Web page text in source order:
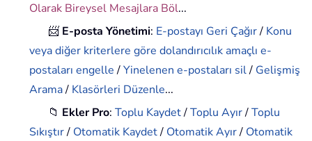
Olarak Bireysel Mesajlara Böl...
📨 E-posta Yönetimi: E-postayı Geri Çağır/ Konu
veya diğer kriterlere göre dolandırıcılık amaçlı e-
postaları engelle/Yinelenen e-postaları sil/ Gelişmiş
Arama/ Klasörleri Düzenle...
📁 Ekler Pro:Toplu Kaydet/Toplu Ayır/Toplu
Sıkıştır/ Otomatik Kaydet/ Otomatik Ayır/ Otomatik